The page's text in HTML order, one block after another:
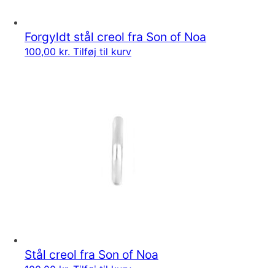
Forgyldt stål creol fra Son of Noa
100,00 kr. Tilføj til kurv
Stål creol fra Son of Noa